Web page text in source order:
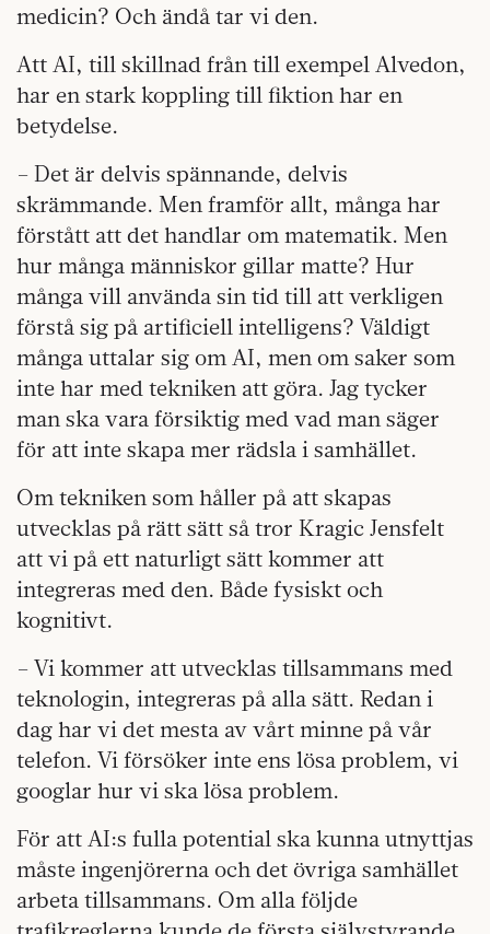
medicin? Och ändå tar vi den.
Att AI, till skillnad från till exempel Alvedon,
har en stark koppling till fiktion har en
betydelse.
– Det är delvis spännande, delvis
skrämmande. Men framför allt, många har
förstått att det handlar om matematik. Men
hur många människor gillar matte? Hur
många vill använda sin tid till att verkligen
förstå sig på artificiell intelligens? Väldigt
många uttalar sig om AI, men om saker som
inte har med tekniken att göra. Jag tycker
man ska vara försiktig med vad man säger
för att inte skapa mer rädsla i samhället.
Om tekniken som håller på att skapas
utvecklas på rätt sätt så tror Kragic Jensfelt
att vi på ett naturligt sätt kommer att
integreras med den. Både fysiskt och
kognitivt.
– Vi kommer att utvecklas tillsammans med
teknologin, integreras på alla sätt. Redan i
dag har vi det mesta av vårt minne på vår
telefon. Vi försöker inte ens lösa problem, vi
googlar hur vi ska lösa problem.
För att AI:s fulla potential ska kunna utnyttjas
måste ingenjörerna och det övriga samhället
arbeta tillsammans. Om alla följde